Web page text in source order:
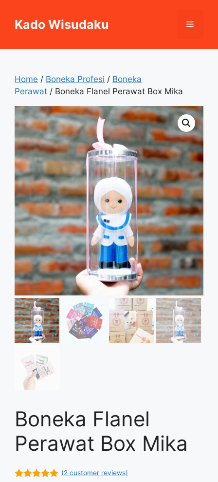
contentKado Wisudaku Menu
Home / Boneka Profesi / Boneka
Perawat / Boneka Flanel Perawat Box Mika
Boneka Flanel
Perawat Box Mika
(2 customer reviews)